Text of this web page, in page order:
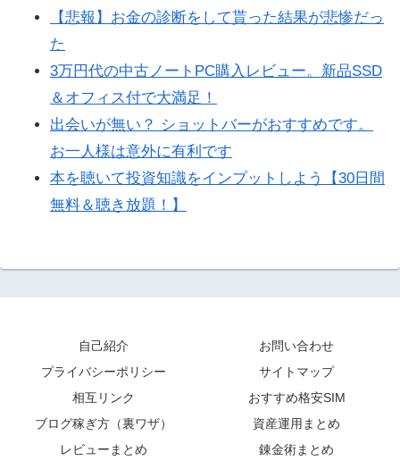
【悲報】お金の診断をして貰った結果が悲惨だっ
た
3万円代の中古ノートPC購入レビュー。新品SSD
＆オフィス付で大満足！
出会いが無い？ ショットバーがおすすめです。
お一人様は意外に有利です
本を聴いて投資知識をインプットしよう【30日間
無料＆聴き放題！】
自己紹介
お問い合わせ
プライバシーポリシー
サイトマップ
相互リンク
おすすめ格安SIM
ブログ稼ぎ方（裏ワザ）
資産運用まとめ
レビューまとめ
錬金術まとめ